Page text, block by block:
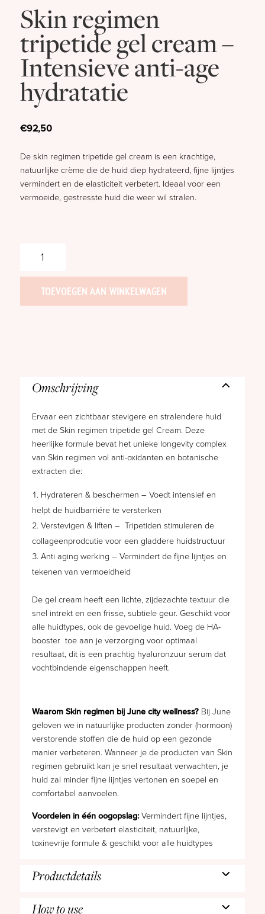
Skin regimen
tripetide gel cream –
Intensieve anti-age
hydratatie
€92,50
De skin regimen tripetide gel cream is een krachtige,
natuurlijke crème die de huid diep hydrateerd, fijne lijntjes
vermindert en de elasticiteit verbetert. Ideaal voor een
vermoeide, gestresste huid die weer wil stralen.
regimen
tripetide
cream
aantal
TOEVOEGEN AAN WINKELWAGEN
Omschrijving
Ervaar een zichtbaar stevigere en stralendere huid
met de Skin regimen tripetide gel Cream. Deze
heerlijke formule bevat het unieke longevity complex
van Skin regimen vol anti-oxidanten en botanische
extracten die:
Hydrateren & beschermen – Voedt intensief en
helpt de huidbarriére te versterken
Verstevigen & liften – Tripetiden stimuleren de
collageenprodcutie voor een gladdere huidstructuur
Anti aging werking – Vermindert de fijne lijntjes en
tekenen van vermoeidheid
De gel cream heeft een lichte, zijdezachte textuur die
snel intrekt en een frisse, subtiele geur. Geschikt voor
alle huidtypes, ook de gevoelige huid. Voeg de HA-
booster toe aan je verzorging voor optimaal
resultaat, dit is een prachtig hyaluronzuur serum dat
vochtbindende eigenschappen heeft.
Waarom Skin regimen bij June city wellness? Bij June
geloven we in natuurlijke producten zonder (hormoon)
verstorende stoffen die de huid op een gezonde
manier verbeteren. Wanneer je de producten van Skin
regimen gebruikt kan je snel resultaat verwachten, je
huid zal minder fijne lijntjes vertonen en soepel en
comfortabel aanvoelen.
Voordelen in één oogopslag:Vermindert fijne lijntjes,
verstevigt en verbetert elasticiteit, natuurlijke,
toxinevrije formule & geschikt voor alle huidtypes
Productdetails
How to use